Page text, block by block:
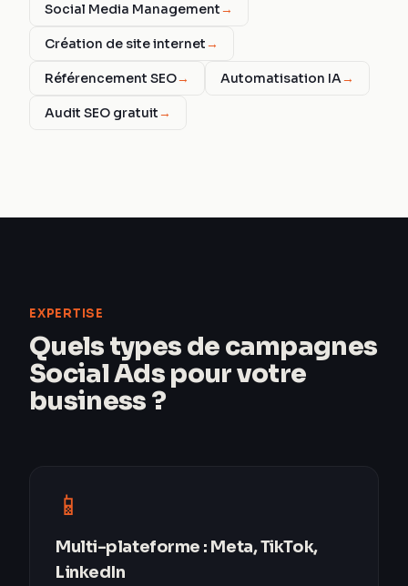
Social Media Management→
Création de site internet→
Référencement SEO→ Automatisation IA→
Audit SEO gratuit→
EXPERTISE
Quels types de campagnes
Social Ads pour votre
business ?
📱
Multi-plateforme : Meta, TikTok,
LinkedIn